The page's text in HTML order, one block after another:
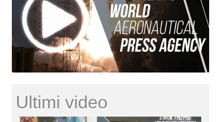
Ultimi video